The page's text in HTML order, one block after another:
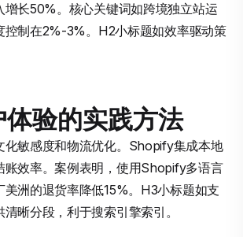
增长50%。核心关键词如跨境独立站运
控制在2%-3%。H2小标题如效率驱动策
验的实践方法
化敏感度和物流优化。Shopify集成本地
账效率。案例表明，使用Shopify多语言
美洲的退货率降低15%。H3小标题如支
晰分段，利于搜索引擎索引。